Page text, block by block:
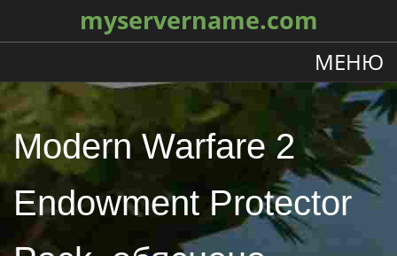
myservername.com
МЕНЮ
Modern Warfare 2
Endowment Protector